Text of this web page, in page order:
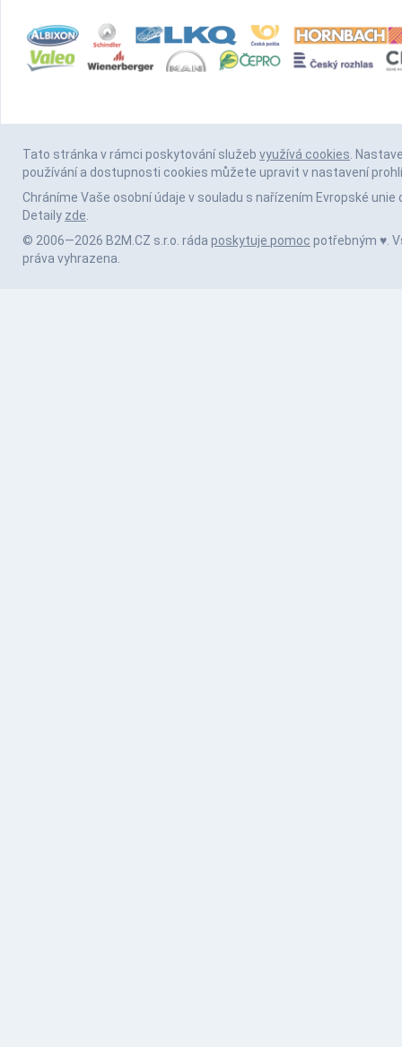
Tato stránka v rámci poskytování služeb využívá cookies.
používání a dostupnosti cookies můžete upravit v nastavení
Chráníme Vaše osobní údaje v souladu s nařízením Evropské unie
Detaily zde.
© 2006—2026 B2M.CZ s.r.o. ráda poskytuje pomoc potřebným ♥️.
práva vyhrazena.